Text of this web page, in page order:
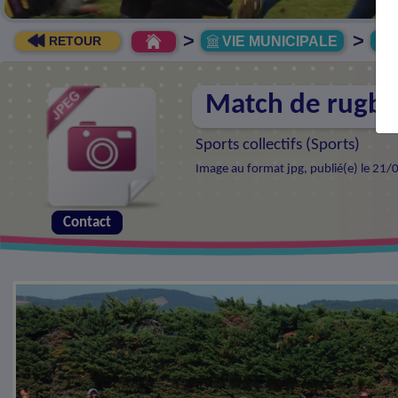
RETOUR > VIE MUNICIPALE >
Match de rugby
Sports collectifs (Sports)
Image au format jpg, publié(e) le
Contact